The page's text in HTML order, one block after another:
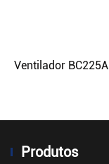
Ventilador
Produtos